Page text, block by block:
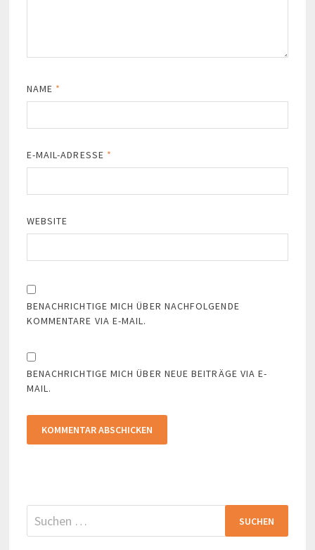
NAME *
E-MAIL-ADRESSE *
WEBSITE
BENACHRICHTIGE MICH ÜBER NACHFOLGENDE
KOMMENTARE VIA E-MAIL.
BENACHRICHTIGE MICH ÜBER NEUE BEITRÄGE VIA E-
MAIL.
Suchen
nach: